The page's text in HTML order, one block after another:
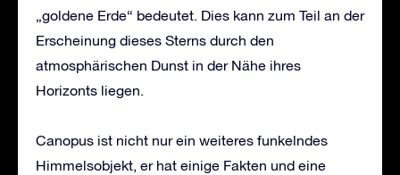
„goldene Erde“ bedeutet. Dies kann zum Teil an der
Erscheinung dieses Sterns durch den
atmosphärischen Dunst in der Nähe ihres
Horizonts liegen.
Canopus ist nicht nur ein weiteres funkelndes
Himmelsobjekt, er hat einige Fakten und eine